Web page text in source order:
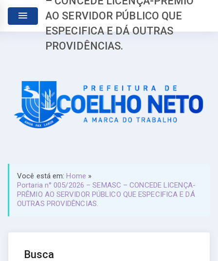
AО SERVIDOR PÚBLICO QUE
ESPECIFICA E DÁ OUTRAS
PROVIDÊNCIAS.
Você está em:Home »
Portaria n° 005/2026 – SEMASC – CONCEDE LICENÇA-
PRÊMIO AО SERVIDOR PÚBLICO QUE ESPECIFICA E DÁ
OUTRAS PROVIDÊNCIAS.
Busca